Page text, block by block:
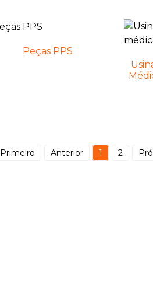
Peças PPS
Primeiro Anterior 1 2